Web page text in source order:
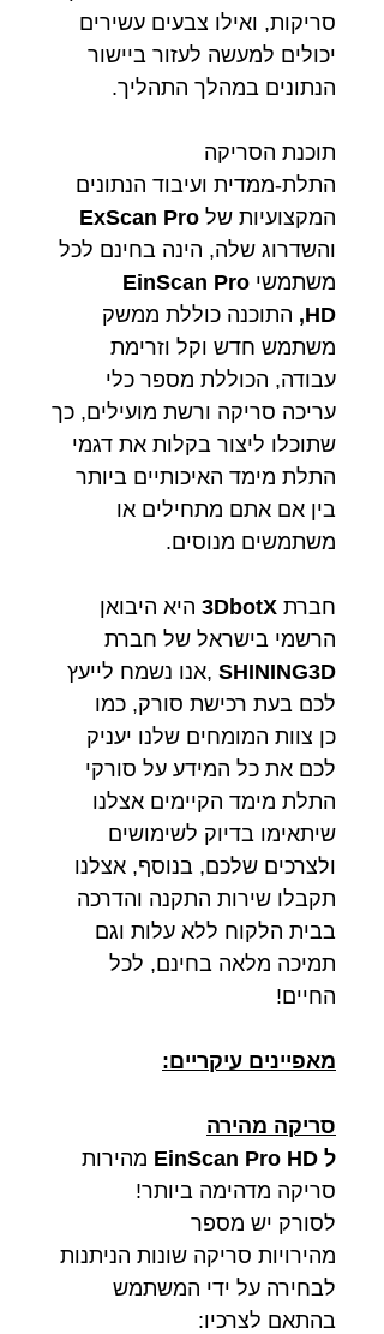
סריקות, ואילו צבעים עשירים
יכולים למעשה לעזור ביישור
הנתונים במהלך התהליך.
תוכנת הסריקה
התלת-ממדית ועיבוד הנתונים
המקצועיות של ExScan Pro
והשדרוג שלה, הינה בחינם לכל
משתמשי EinScan Pro
HD, התוכנה כוללת ממשק
משתמש חדש וקל וזרימת
עבודה, הכוללת מספר כלי
עריכה סריקה ורשת מועילים, כך
שתוכלו ליצור בקלות את דגמי
התלת מימד האיכותיים ביותר
בין אם אתם מתחילים או
משתמשים מנוסים.
חברת 3DbotX היא היבואן
הרשמי בישראל של חברת
SHINING3D ,אנו נשמח לייעץ
לכם בעת רכישת סורק, כמו
כן צוות המומחים שלנו יעניק
לכם את כל המידע על סורקי
התלת מימד הקיימים אצלנו
שיתאימו בדיוק לשימושים
ולצרכים שלכם, בנוסף, אצלנו
תקבלו שירות התקנה והדרכה
בבית הלקוח ללא עלות וגם
תמיכה מלאה בחינם, לכל
החיים!
מאפיינים עיקריים:
סריקה מהירה
ל EinScan Pro HD
מהירות
סריקה מדהימה ביותר!
לסורק יש מספר
מהירויות סריקה שונות הניתנות
לבחירה על ידי המשתמש
בהתאם לצרכיו: